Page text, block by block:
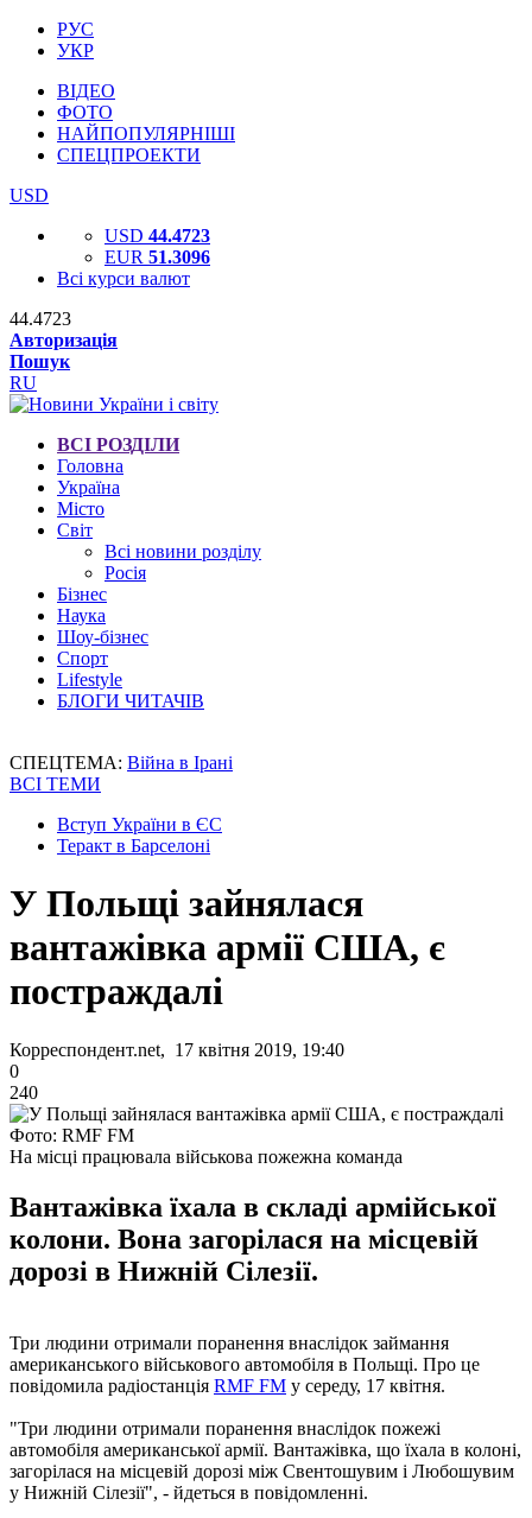
РУС
УКР
ВІДЕО
ФОТО
НАЙПОПУЛЯРНІШІ
СПЕЦПРОЕКТИ
USD
USD 44.4723
EUR 51.3096
Всі курси валют
44.4723
Авторизація
Пошук
RU
ВСІ РОЗДІЛИ
Головна
Україна
Місто
Світ
Всі новини розділу
Росія
Бізнес
Наука
Шоу-бізнес
Спорт
Lifestyle
БЛОГИ ЧИТАЧІВ
СПЕЦТЕМА: Війна в Ірані
ВСІ ТЕМИ
Вступ України в ЄС
Теракт в Барселоні
У Польщі зайнялася
вантажівка армії США, є
постраждалі
Корреспондент.net, 17 квітня 2019, 19:40
0
240
Фото: RMF FM
На місці працювала військова пожежна команда
Вантажівка їхала в складі армійської
колони. Вона загорілася на місцевій
дорозі в Нижній Сілезії.
Три людини отримали поранення внаслідок займання
американського військового автомобіля в Польщі. Про це
повідомила радіостанція RMF FM у середу, 17 квітня.
"Три людини отримали поранення внаслідок пожежі
автомобіля американської армії. Вантажівка, що їхала в колоні,
загорілася на місцевій дорозі між Свентошувим і Любошувим
у Нижній Сілезії", - йдеться в повідомленні.